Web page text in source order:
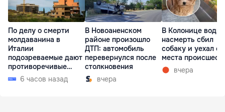
По делу о смерти
молдаванина в
Италии
подозреваемые дают
противоречивые
показания
6 часов назад
В Новоаненском
районе произошло
ДТП: автомобиль
перевернулся после
столкновения
вчера
В Колонице
насмерть сбил
собаку и уехал с
места
вчера